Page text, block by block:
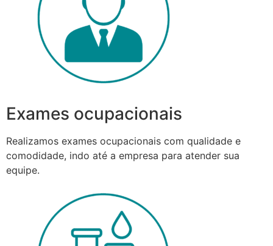
Exames ocupacionais
Realizamos exames ocupacionais com qualidade e
comodidade, indo até a empresa para atender sua
equipe.